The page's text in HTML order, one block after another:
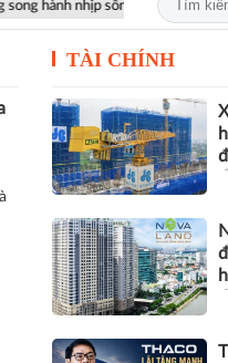
sống toàn cầu ICFM
TÀI CHÍNH